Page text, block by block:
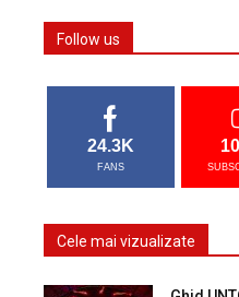
Follow us
24.3K
FANS
Cele mai vizualizate